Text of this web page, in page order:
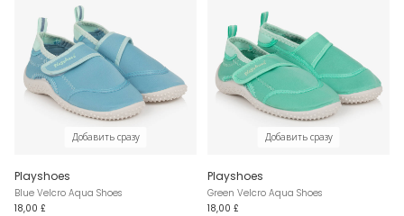
Добавить сразу
Playshoes
Blue Velcro Aqua Shoes
18,00 £
Добавить сразу
Playshoes
Green Velcro Aqua Shoes
18,00 £